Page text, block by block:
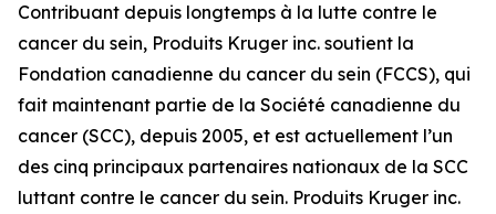
Contribuant depuis longtemps à la lutte contre le
cancer du sein, Produits Kruger inc. soutient la
Fondation canadienne du cancer du sein (FCCS), qui
fait maintenant partie de la Société canadienne du
cancer (SCC), depuis 2005, et est actuellement l’un
des cinq principaux partenaires nationaux de la SCC
luttant contre le cancer du sein. Produits Kruger inc.